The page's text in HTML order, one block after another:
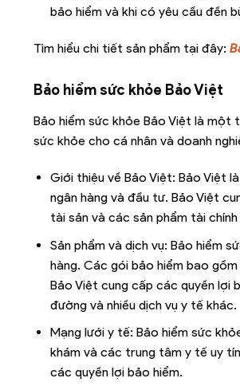
bảo hiểm và khi có yêu cầu đền
Tìm hiểu chi tiết sản phẩm tại đây:
Bảo hiểm sức khỏe Bảo Việt
Bảo hiểm sức khỏe Bảo Việt là một
sức khỏe cho cá nhân và doanh
Giới thiệu về Bảo Việt: Bảo Việt
ngân hàng và đầu tư. Bảo Việt
tài sản và các sản phẩm tài chính
Sản phẩm và dịch vụ: Bảo hiểm
hàng. Các gói bảo hiểm bao
Bảo Việt cung cấp các quyền lợi
đường và nhiều dịch vụ y tế khác.
Mạng lưới y tế: Bảo hiểm sức
khám và các trung tâm y tế uy
các quyền lợi bảo hiểm.